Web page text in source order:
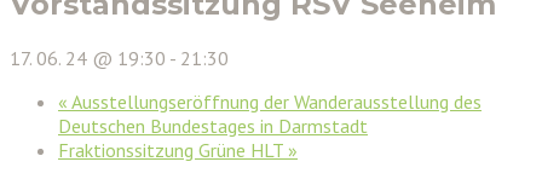
17. 06. 24 @ 19:30 - 21:30
« Ausstellungseröffnung der Wanderausstellung des
Deutschen Bundestages in Darmstadt
Fraktionssitzung Grüne HLT »